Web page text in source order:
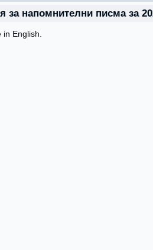
напомнителни писма за
English.